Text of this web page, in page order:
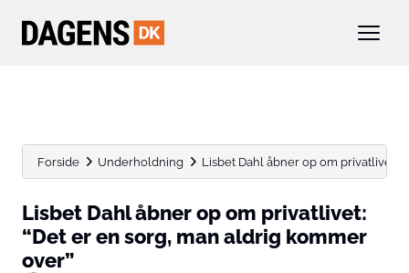
Forside Underholdning Lisbet Dahl åbner op om privatlivet:
Lisbet Dahl åbner op om privatlivet:
“Det er en sorg, man aldrig kommer
over”